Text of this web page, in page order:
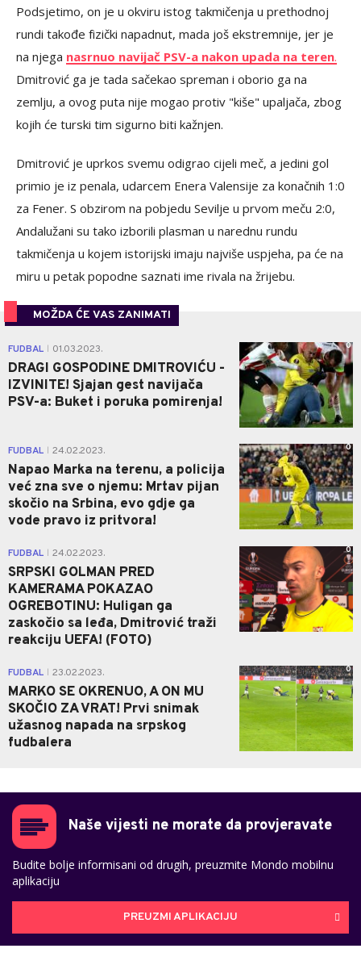
Podsjetimo, on je u okviru istog takmičenja u prethodnoj
rundi takođe fizički napadnut, mada još ekstremnije, jer je
na njega nasrnuo navijač PSV-a nakon upada na teren.
Dmitrović ga je tada sačekao spreman i oborio ga na
zemlju, a ovog puta nije mogao protiv "kiše" upaljača, zbog
kojih će turski tim sigurno biti kažnjen.
Dmitrović je uprkos svemu odigrao cijeli meč, a jedini gol
primio je iz penala, udarcem Enera Valensije za konačnih 1:0
za Fener. S obzirom na pobjedu Sevilje u prvom meču 2:0,
Andalužani su tako izborili plasman u narednu rundu
takmičenja u kojem istorijski imaju najviše uspjeha, pa će na
miru u petak popodne saznati ime rivala na žrijebu.
MOŽDA ĆE VAS ZANIMATI
FUDBAL 01.03.2023.
DRAGI GOSPODINE DMITROVIĆU -
IZVINITE! Sjajan gest navijača
PSV-a: Buket i poruka pomirenja!
0
FUDBAL 24.02.2023.
Napao Marka na terenu, a policija
već zna sve o njemu: Mrtav pijan
skočio na Srbina, evo gdje ga
vode pravo iz pritvora!
0
FUDBAL 24.02.2023.
SRPSKI GOLMAN PRED
KAMERAMA POKAZAO
OGREBOTINU: Huligan ga
zaskočio sa leđa, Dmitrović traži
reakciju UEFA! (FOTO)
0
FUDBAL 23.02.2023.
MARKO SE OKRENUO, A ON MU
SKOČIO ZA VRAT! Prvi snimak
užasnog napada na srpskog
fudbalera
0
Naše vijesti ne morate da provjeravate
Budite bolje informisani od drugih, preuzmite Mondo mobilnu
aplikaciju
PREUZMI APLIKACIJU